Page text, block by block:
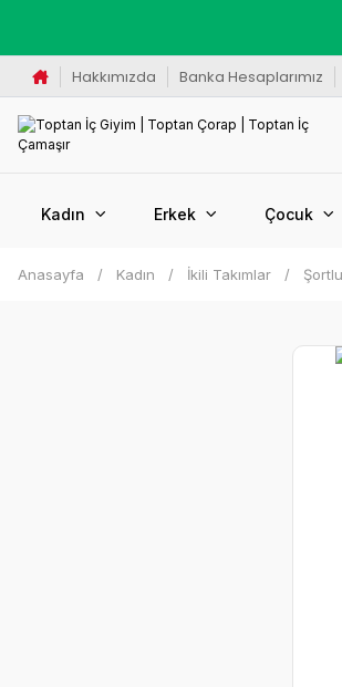
Hakkımızda Banka Hesaplarımız
Kadın Erkek Çocuk
Anasayfa Kadın İkili Takımlar